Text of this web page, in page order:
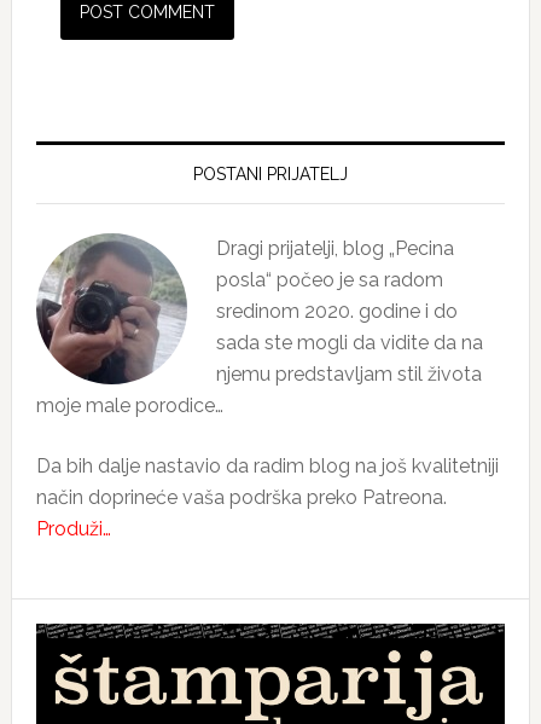
Primary
POSTANI PRIJATELJ
Dragi prijatelji, blog „Pecina
posla“ počeo je sa radom
sredinom 2020. godine i do
sada ste mogli da vidite da na
njemu predstavljam stil života
moje male porodice…
Da bih dalje nastavio da radim blog na još kvalitetniji
način doprineće vaša podrška preko Patreona.
Produži…